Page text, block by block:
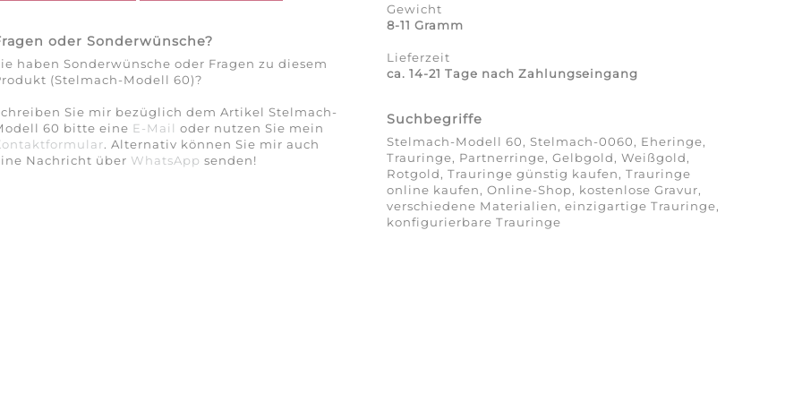
oder Sonderwünsche?
haben Sonderwünsche oder Fragen zu diesem
(Stelmach-Modell 60)?
Sie mir bezüglich dem Artikel Stelmach-
60 bitte eine E-Mail oder nutzen Sie mein
. Alternativ können Sie mir auch
Nachricht über WhatsApp senden!
Gewicht
8-11 Gramm
Lieferzeit
ca. 14-21 Tage nach Zahlungseingang
Suchbegriffe
Stelmach-Modell 60, Stelmach-0060, Eheringe,
Trauringe, Partnerringe, Gelbgold, Weißgold,
Rotgold, Trauringe günstig kaufen, Trauringe
online kaufen, Online-Shop, kostenlose Gravur,
verschiedene Materialien, einzigartige Trauringe,
konfigurierbare Trauringe